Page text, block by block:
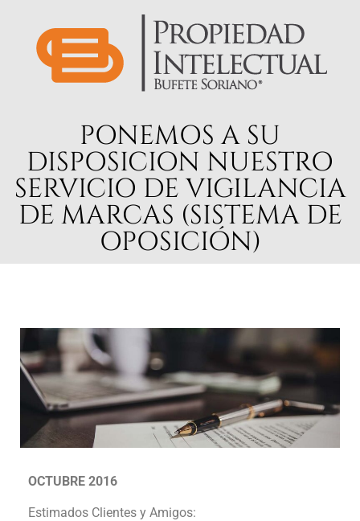
PONEMOS A SU
DISPOSICION NUESTRO
SERVICIO DE VIGILANCIA
DE MARCAS (SISTEMA DE
OPOSICIÓN)
OCTUBRE 2016
Estimados Clientes y Amigos: